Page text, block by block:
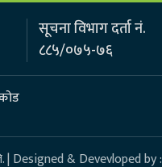
सूचना विभाग दर्ता नं.
८८५/०७५-७६
| Designed & Devevloped by :